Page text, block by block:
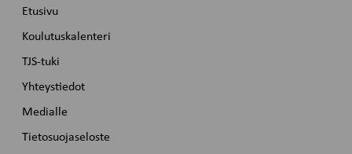
Etusivu
Koulutuskalenteri
TJS-tuki
Yhteystiedot
Medialle
Tietosuojaseloste